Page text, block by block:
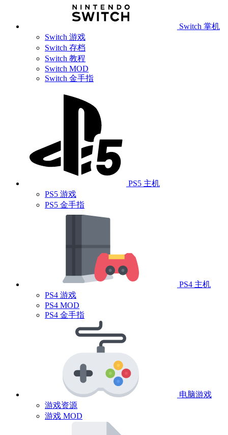
Switch 掌机
Switch 游戏
Switch 存档
Switch 教程
Switch MOD
Switch 金手指
PS5 主机
PS5 游戏
PS5 金手指
PS4 主机
PS4 游戏
PS4 MOD
PS4 金手指
电脑游戏
游戏资源
游戏 MOD